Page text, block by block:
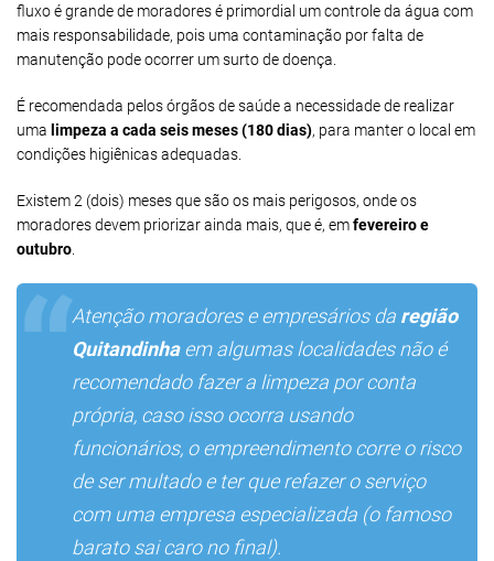
fluxo é grande de moradores é primordial um controle da água com
mais responsabilidade, pois uma contaminação por falta de
manutenção pode ocorrer um surto de doença.
É recomendada pelos órgãos de saúde a necessidade de realizar
uma limpeza a cada seis meses (180 dias), para manter o local em
condições higiênicas adequadas.
Existem 2 (dois) meses que são os mais perigosos, onde os
moradores devem priorizar ainda mais, que é, emfevereiro e
outubro
Atenção moradores e empresários da região
Quitandinhaem algumas localidades não é
recomendado fazer a limpeza por conta
própria, caso isso ocorra usando
funcionários, o empreendimento corre o risco
de ser multado e ter que refazer o serviço
com uma empresa especializada (o famoso
barato sai caro no final).